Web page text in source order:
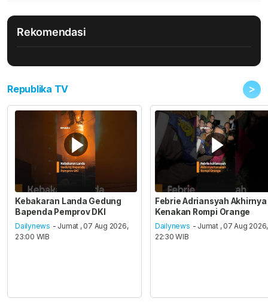
Rekomendasi
Republika TV >
Kebakaran Landa Gedung
Bapenda Pemprov DKI
Dailynews - Jumat , 07 Aug 2026,
23:00 WIB
Febrie Adriansyah Akhirnya
Kenakan Rompi Orange
Dailynews - Jumat , 07 Aug 2026,
22:30 WIB